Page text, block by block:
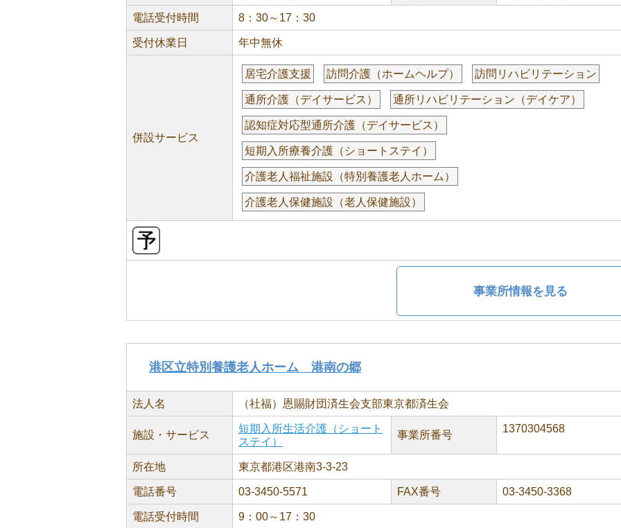
電話受付時間 8：30～17：30
受付休業日 年中無休
併設サービス
居宅介護支援 訪問介護（ホームヘルプ） 訪問リハビリテーション
通所介護（デイサービス） 通所リハビリテーション（デイケア）
認知症対応型通所介護（デイサービス）
短期入所療養介護（ショートステイ）
介護老人福祉施設（特別養護老人ホーム）
介護老人保健施設（老人保健施設）
事業所情報を見る
港区立特別養護老人ホーム 港南の郷
法人名 （社福）恩賜財団済生会支部東京都済生会
施設・サービス
短期入所生活介護（ショート
ステイ）
事業所番号
1370304568
所在地 東京都港区港南3-3-23
電話番号 03-3450-5571 FAX番号 03-3450-3368
電話受付時間 9：00～17：30